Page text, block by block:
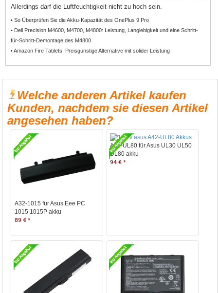
Allerdings darf die Luftfeuchtigkeit nicht zu hoch sein.
• So Überprüfen Sie die Akku-Kapazität des OnePlus 9 Pro
• Dell Precision M4600, M4700, M4800: Leistung, Langlebigkeit und eine Schritt-
für-Schritt-Demontage des M4800
• Amazon Fire Tablets: Preisgünstige Alternative mit solider Leistung
Welche anderen Artikel kaufen
Kunden, nachdem sie diesen Artikel
angesehen haben?
A32-1015 für Asus Eee PC
1015 1015P akku
89 € *
A42-UL80 für Asus UL30 UL50
UL80 akku
94 € *